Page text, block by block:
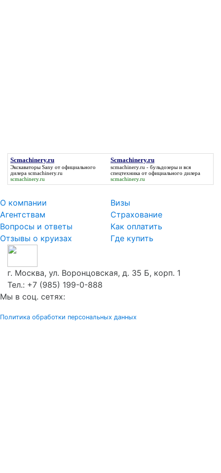
Scmachinery.ru
Экскаваторы Sany от официального
дилера scmachinery.ru
scmachinery.ru
Scmachinery.ru
scmachinery.ru - бульдозеры и вся
спецтехника от официального дилера
scmachinery.ru
О компании
Агентствам
Вопросы и ответы
Отзывы о круизах
Визы
Страхование
Как оплатить
Где купить
г. Москва, ул. Воронцовская, д. 35 Б, корп. 1
Тел.: +7 (985) 199-0-888
Мы в соц. сетях:
Политика обработки персональных данных